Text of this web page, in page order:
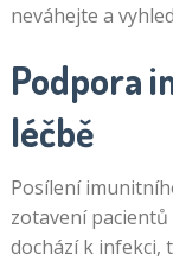
neváhejte a
Podpora
léčbě
Posílení
zotavení
dochází k infekci,